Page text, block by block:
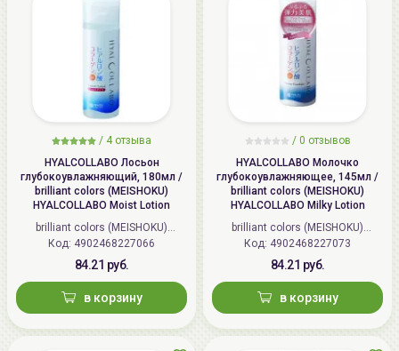
/ 4 отзыва
HYALCOLLABO Лосьон
глубокоувлажняющий, 180мл /
brilliant colors (MEISHOKU)
HYALCOLLABO Moist Lotion
brilliant colors (MEISHOKU)
(Япония)
Код: 4902468227066
84.21 руб.
в корзину
/ 0 отзывов
HYALCOLLABO Молочко
глубокоувлажняющее, 145мл /
brilliant colors (MEISHOKU)
HYALCOLLABO Milky Lotion
brilliant colors (MEISHOKU)
(Япония)
Код: 4902468227073
84.21 руб.
в корзину